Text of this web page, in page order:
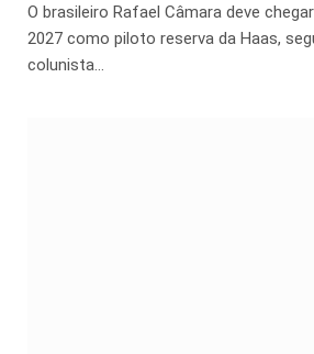
O brasileiro Rafael Câmara deve
2027 como piloto reserva da Haas,
colunista…